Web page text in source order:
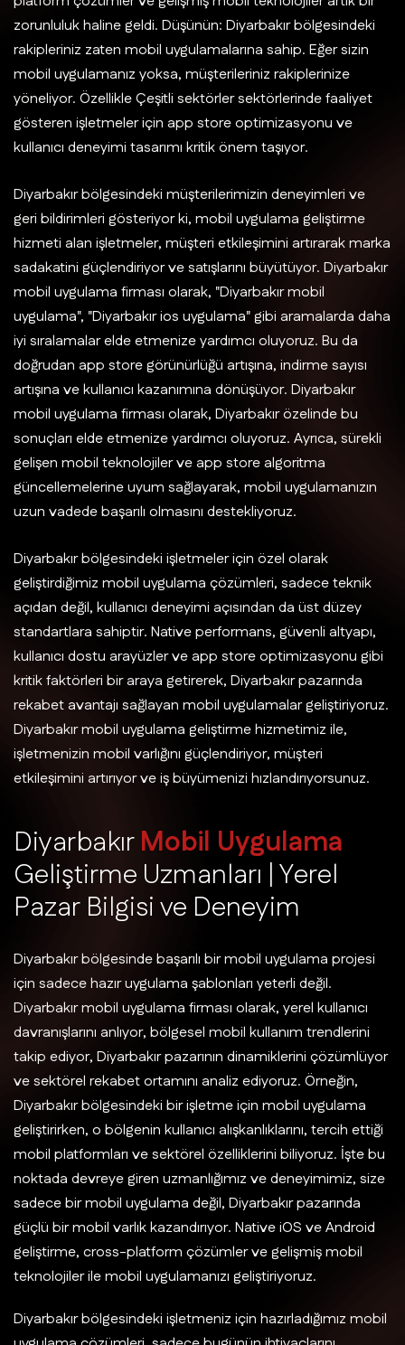
zorunluluk haline geldi. Düşünün: Diyarbakır bölgesindeki
rakipleriniz zaten mobil uygulamalarına sahip. Eğer sizin
mobil uygulamanız yoksa, müşterileriniz rakiplerinize
yöneliyor. Özellikle Çeşitli sektörler sektörlerinde faaliyet
gösteren işletmeler için app store optimizasyonu ve
kullanıcı deneyimi tasarımı kritik önem taşıyor.
Diyarbakır bölgesindeki müşterilerimizin deneyimleri ve
geri bildirimleri gösteriyor ki, mobil uygulama geliştirme
hizmeti alan işletmeler, müşteri etkileşimini artırarak marka
sadakatini güçlendiriyor ve satışlarını büyütüyor. Diyarbakır
mobil uygulama firması olarak, "Diyarbakır mobil
uygulama", "Diyarbakır ios uygulama" gibi aramalarda daha
iyi sıralamalar elde etmenize yardımcı oluyoruz. Bu da
doğrudan app store görünürlüğü artışına, indirme sayısı
artışına ve kullanıcı kazanımına dönüşüyor. Diyarbakır
mobil uygulama firması olarak, Diyarbakır özelinde bu
sonuçları elde etmenize yardımcı oluyoruz. Ayrıca, sürekli
gelişen mobil teknolojiler ve app store algoritma
güncellemelerine uyum sağlayarak, mobil uygulamanızın
uzun vadede başarılı olmasını destekliyoruz.
Diyarbakır bölgesindeki işletmeler için özel olarak
geliştirdiğimiz mobil uygulama çözümleri, sadece teknik
açıdan değil, kullanıcı deneyimi açısından da üst düzey
standartlara sahiptir. Native performans, güvenli altyapı,
kullanıcı dostu arayüzler ve app store optimizasyonu gibi
kritik faktörleri bir araya getirerek, Diyarbakır pazarında
rekabet avantajı sağlayan mobil uygulamalar geliştiriyoruz.
Diyarbakır mobil uygulama geliştirme hizmetimiz ile,
işletmenizin mobil varlığını güçlendiriyor, müşteri
etkileşimini artırıyor ve iş büyümenizi hızlandırıyorsunuz.
DiyarbakırMobil Uygulama
Geliştirme Uzmanları |Yerel
Pazar Bilgisive Deneyim
Diyarbakır bölgesinde başarılı bir mobil uygulama projesi
için sadece hazır uygulama şablonları yeterli değil.
Diyarbakır mobil uygulama firması olarak, yerel kullanıcı
davranışlarını anlıyor, bölgesel mobil kullanım trendlerini
takip ediyor, Diyarbakır pazarının dinamiklerini çözümlüyor
ve sektörel rekabet ortamını analiz ediyoruz. Örneğin,
Diyarbakır bölgesindeki bir işletme için mobil uygulama
geliştirirken, o bölgenin kullanıcı alışkanlıklarını, tercih ettiği
mobil platformları ve sektörel özelliklerini biliyoruz. İşte bu
noktada devreye giren uzmanlığımız ve deneyimimiz, size
sadece bir mobil uygulama değil, Diyarbakır pazarında
güçlü bir mobil varlık kazandırıyor. Native iOS ve Android
geliştirme, cross-platform çözümler ve gelişmiş mobil
teknolojiler ile mobil uygulamanızı geliştiriyoruz.
Diyarbakır bölgesindeki işletmeniz için hazırladığımız mobil